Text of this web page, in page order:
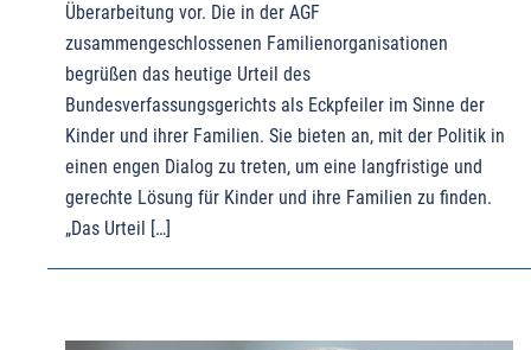
Überarbeitung vor. Die in der AGF
zusammengeschlossenen Familienorganisationen
begrüßen das heutige Urteil des
Bundesverfassungsgerichts als Eckpfeiler im Sinne der
Kinder und ihrer Familien. Sie bieten an, mit der Politik in
einen engen Dialog zu treten, um eine langfristige und
gerechte Lösung für Kinder und ihre Familien zu finden.
„Das Urteil […]